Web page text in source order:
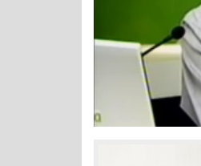
Némítás
kikapcsolva